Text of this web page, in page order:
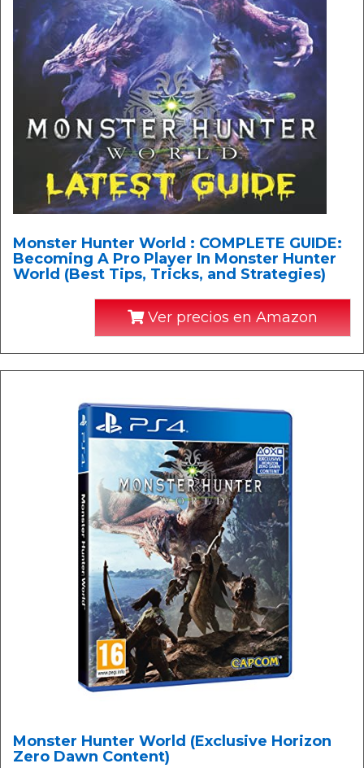
Monster Hunter World : COMPLETE GUIDE:
Becoming A Pro Player In Monster Hunter
World (Best Tips, Tricks, and Strategies)
Ver precios en Amazon
Monster Hunter World (Exclusive Horizon
Zero Dawn Content)